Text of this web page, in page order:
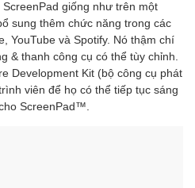
giống như trên một
sung thêm chức năng trong các
YouTube và Spotify. Nó thậm chí
& thanh công cụ có thể tùy chỉnh.
Development Kit (bộ công cụ phát
viên để họ có thể tiếp tục sáng
ScreenPad™.